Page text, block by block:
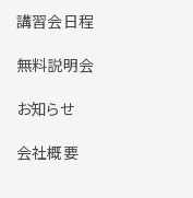
講習会日程
無料説明会
お知らせ
会社概要